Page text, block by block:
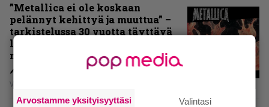
”Metallica ei ole koskaan
pelännyt kehittyä ja muuttua” –
tarkistelussa 30 vuotta täyttävä
levy, joka jakaa fanien
mielipiteet
Vesa Siltanen
Arvostamme yksityisyyttäsi Valintasi